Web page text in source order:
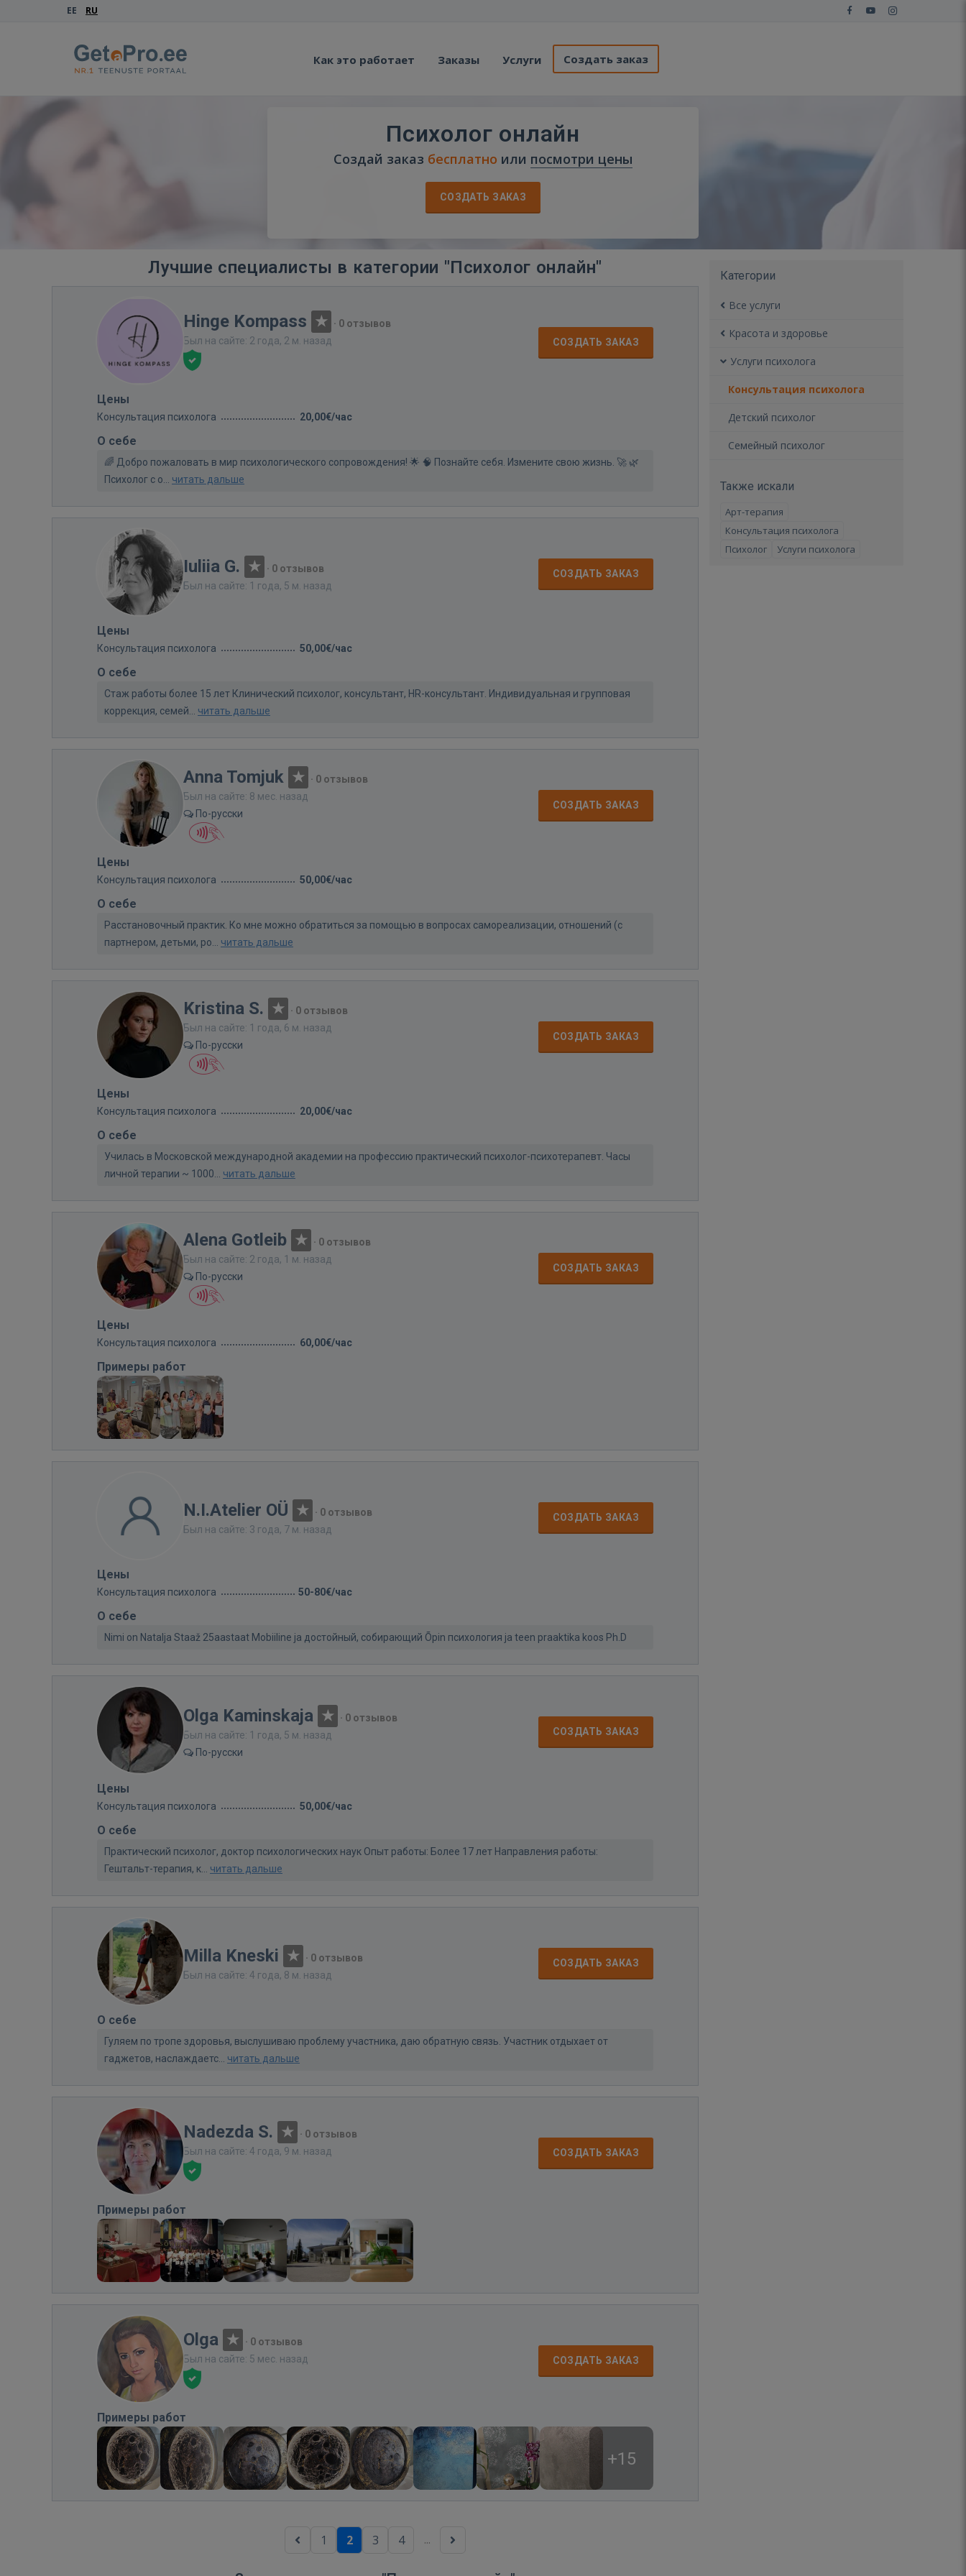
EE RU
Как это работает Заказы Услуги Создать заказ
Психолог онлайн
Создай заказ бесплатно или посмотри цены
СОЗДАТЬ ЗАКАЗ
Лучшие специалисты в категории "Психолог онлайн"
Hinge Kompass · 0 отзывов
Был на сайте: 2 года, 2 м. назад
СОЗДАТЬ ЗАКАЗ
Цены
Консультация психолога 20,00€/час
О себе
🌈 Добро пожаловать в мир психологического сопровождения! 🌟 🧠 Познайте себя. Измените свою жизнь. 🚀 🌿
Психолог с о... читать дальше
Iuliia G. · 0 отзывов
Был на сайте: 1 года, 5 м. назад
СОЗДАТЬ ЗАКАЗ
Цены
Консультация психолога 50,00€/час
О себе
Стаж работы более 15 лет Клинический психолог, консультант, HR-консультант. Индивидуальная и групповая
коррекция, семей... читать дальше
Anna Tomjuk · 0 отзывов
Был на сайте: 8 мес. назад
По-русски
СОЗДАТЬ ЗАКАЗ
Цены
Консультация психолога 50,00€/час
О себе
Расстановочный практик. Ко мне можно обратиться за помощью в вопросах самореализации, отношений (с
партнером, детьми, ро... читать дальше
Kristina S. · 0 отзывов
Был на сайте: 1 года, 6 м. назад
По-русски
СОЗДАТЬ ЗАКАЗ
Цены
Консультация психолога 20,00€/час
О себе
Училась в Московской международной академии на профессию практический психолог-психотерапевт. Часы
личной терапии ~ 1000... читать дальше
Alena Gotleib · 0 отзывов
Был на сайте: 2 года, 1 м. назад
По-русски
СОЗДАТЬ ЗАКАЗ
Цены
Консультация психолога 60,00€/час
Примеры работ
N.I.Atelier OÜ · 0 отзывов
Был на сайте: 3 года, 7 м. назад
СОЗДАТЬ ЗАКАЗ
Цены
Консультация психолога 50-80€/час
О себе
Nimi on Natalja Staaž 25aastaat Mobiiline ja достойный, собирающий Õpin психология ja teen praaktika koos Ph.D
Olga Kaminskaja · 0 отзывов
Был на сайте: 1 года, 5 м. назад
По-русски
СОЗДАТЬ ЗАКАЗ
Цены
Консультация психолога 50,00€/час
О себе
Практический психолог, доктор психологических наук Опыт работы: Более 17 лет Направления работы:
Гештальт-терапия, к... читать дальше
Milla Kneski · 0 отзывов
Был на сайте: 4 года, 8 м. назад
СОЗДАТЬ ЗАКАЗ
О себе
Гуляем по тропе здоровья, выслушиваю проблему участника, даю обратную связь. Участник отдыхает от
гаджетов, наслаждаетс... читать дальше
Nadezda S. · 0 отзывов
Был на сайте: 4 года, 9 м. назад
СОЗДАТЬ ЗАКАЗ
Примеры работ
Olga · 0 отзывов
Был на сайте: 5 мес. назад
СОЗДАТЬ ЗАКАЗ
Примеры работ
+15
1 2 3 4 ...
Категории
Все услуги
Красота и здоровье
Услуги психолога
Консультация психолога
Детский психолог
Семейный психолог
Также искали
Арт-терапия
Консультация психолога
Психолог
Услуги психолога